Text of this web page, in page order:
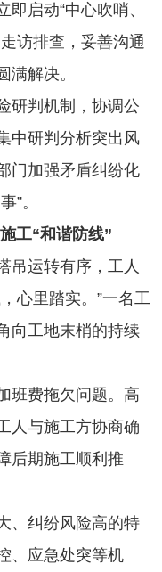
启动“中心吹哨、
访排查，妥善沟通
满解决。
判机制，协调公
中研判分析突出风
门加强矛盾纠纷化
”。
工“和谐防线”
运转有序，工人
心里踏实。”一名工
向工地末梢的持续
费拖欠问题。高
人与施工方协商确
后期施工顺利推
纠纷风险高的特
、应急处突等机